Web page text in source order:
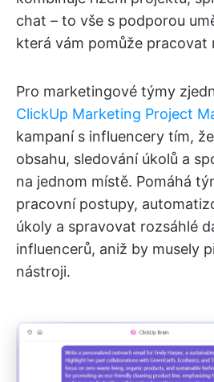
chat – to vše s podporou
která vám pomůže pracovat
Pro marketingové týmy
ClickUp Marketing Project
kampaní s influencery tím,
obsahu, sledování úkolů a
na jednom místě. Pomáhá
pracovní postupy,
úkoly a spravovat rozsáhlé
influencerů, aniž by musely
nástroji.